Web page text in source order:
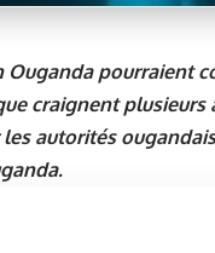
Ouganda pourraient
craignent
autorités